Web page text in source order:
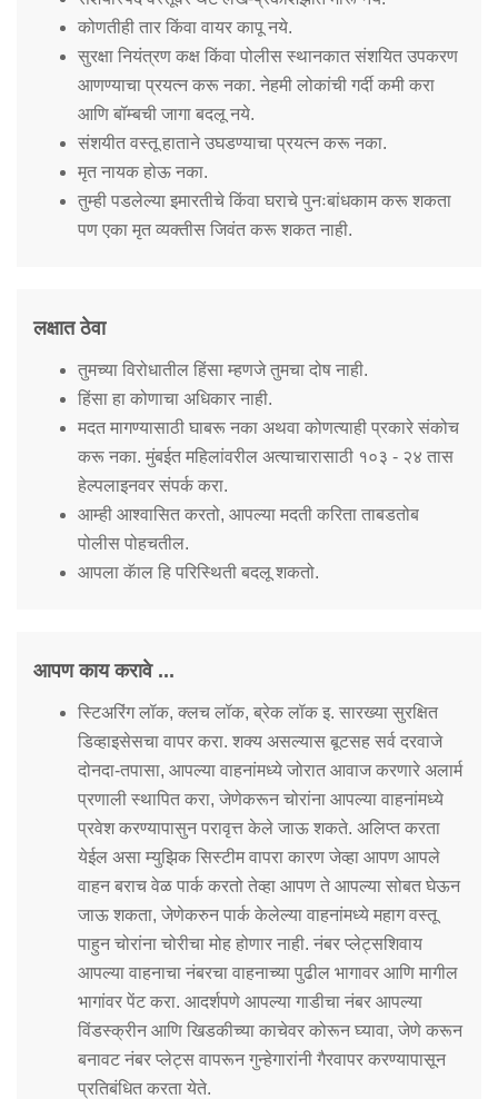
कोणतीही तार किंवा वायर कापू नये.
सुरक्षा नियंत्रण कक्ष किंवा पोलीस स्थानकात संशयित उपकरण
आणण्याचा प्रयत्न करू नका. नेहमी लोकांची गर्दी कमी करा
आणि बॉम्बची जागा बदलू नये.
संशयीत वस्तू हाताने उघडण्याचा प्रयत्न करू नका.
मृत नायक होऊ नका.
तुम्ही पडलेल्या इमारतीचे किंवा घराचे पुनःबांधकाम करू शकता
पण एका मृत व्यक्तीस जिवंत करू शकत नाही.
लक्षात ठेवा
तुमच्या विरोधातील हिंसा म्हणजे तुमचा दोष नाही.
हिंसा हा कोणाचा अधिकार नाही.
मदत मागण्यासाठी घाबरू नका अथवा कोणत्याही प्रकारे संकोच
करू नका. मुंबईत महिलांवरील अत्याचारासाठी १०३ - २४ तास
हेल्पलाइनवर संपर्क करा.
आम्ही आश्वासित करतो, आपल्या मदती करिता ताबडतोब
पोलीस पोहचतील.
आपला कॅाल हि परिस्थिती बदलू शकतो.
आपण काय करावे ...
स्टिअरिंग लॉक, क्लच लॉक, ब्रेक लॉक इ. सारख्या सुरक्षित
डिव्हाइसेसचा वापर करा. शक्य असल्यास बूटसह सर्व दरवाजे
दोनदा-तपासा, आपल्या वाहनांमध्ये जोरात आवाज करणारे अलार्म
प्रणाली स्थापित करा, जेणेकरून चोरांना आपल्या वाहनांमध्ये
प्रवेश करण्यापासुन परावृत्त केले जाऊ शकते. अलिप्त करता
येईल असा म्युझिक सिस्टीम वापरा कारण जेव्हा आपण आपले
वाहन बराच वेळ पार्क करतो तेव्हा आपण ते आपल्या सोबत घेऊन
जाऊ शकता, जेणेकरुन पार्क केलेल्या वाहनांमध्ये महाग वस्तू
पाहुन चोरांना चोरीचा मोह होणार नाही. नंबर प्लेट्सशिवाय
आपल्या वाहनाचा नंबरचा वाहनाच्या पुढील भागावर आणि मागील
भागांवर पेंट करा. आदर्शपणे आपल्या गाडीचा नंबर आपल्या
विंडस्क्रीन आणि खिडकीच्या काचेवर कोरून घ्यावा, जेणे करून
बनावट नंबर प्लेट्स वापरून गुन्हेगारांनी गैरवापर करण्यापासून
प्रतिबंधित करता येते.